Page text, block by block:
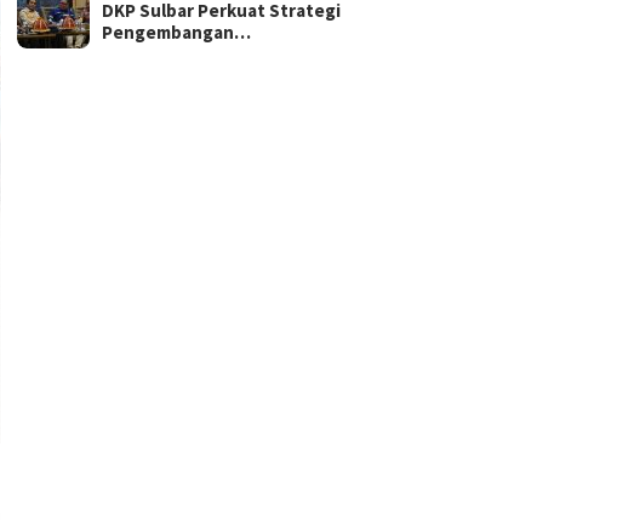
DKP Sulbar Perkuat Strategi
Pengembangan…